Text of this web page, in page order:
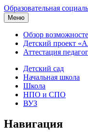
Образовательная
Меню
Обзор
Детский проект
Аттестация
Детский сад
Начальная школа
Школа
НПО и СПО
ВУЗ
Навигация